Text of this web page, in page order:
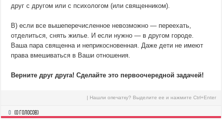
друг с другом или с психологом (или священником).
В) если все вышеперечисленное невозможно — переехать,
отделиться, снять жилье. И если нужно — в другом городе.
Ваша пара священна и неприкосновенная. Даже дети не имеют
права вмешиваться в Ваши отношения.
Верните друг друга! Сделайте это первоочередной задачей!
| Нашли опечатку? Выделите ее и нажмите Ctrl+Enter
0 (0 голосов)